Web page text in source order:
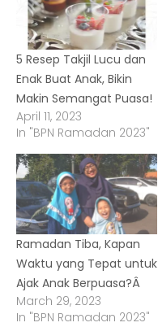
5 Resep Takjil Lucu dan
Enak Buat Anak, Bikin
Makin Semangat Puasa!
April 11, 2023
In "BPN Ramadan 2023"
Ramadan Tiba, Kapan
Waktu yang Tepat untuk
Ajak Anak Berpuasa?Â
March 29, 2023
In "BPN Ramadan 2023"